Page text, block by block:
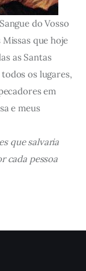
do Vosso
que hoje
as Santas
os lugares,
em
e meus
que salvaria
cada pessoa